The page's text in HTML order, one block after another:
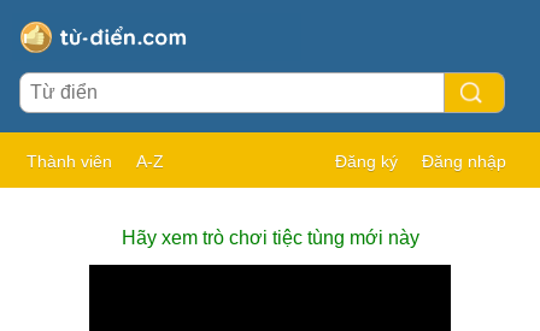
Thành viên A-Z Đăng ký Đăng nhập
Hãy xem trò chơi tiệc tùng mới này